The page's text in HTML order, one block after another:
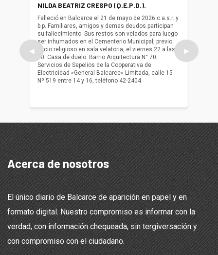
◀
NILDA BEATRIZ CRESPO (Q.E.P.D.).
Falleció en Balcarce el 21 de mayo de 2026 c.a.s.r. y
b.p. Familiares, amigos y demas deudos participan
su fallecimiento. Sus restos son velados para luego
ser inhumados en el Cementerio Municipal, previo
oficio religioso en sala velatoria, el viernes 22 a las
10. Casa de duelo: Barrio Arquitectura N° 70.
Servicios de Sepelios de la Cooperativa de
Electricidad «General Balcarce» Limitada, calle 15
Nº 519 entre 14 y 16, teléfono 42-2404.
ser
oficio
▶
Acerca de nosotros
El único diario de Balcarce de aparición en papel y en
formato digital. Nuestro compromiso es informar con la
verdad, con información chequeada, sin tergiversación y
con compromiso con el ciudadano.